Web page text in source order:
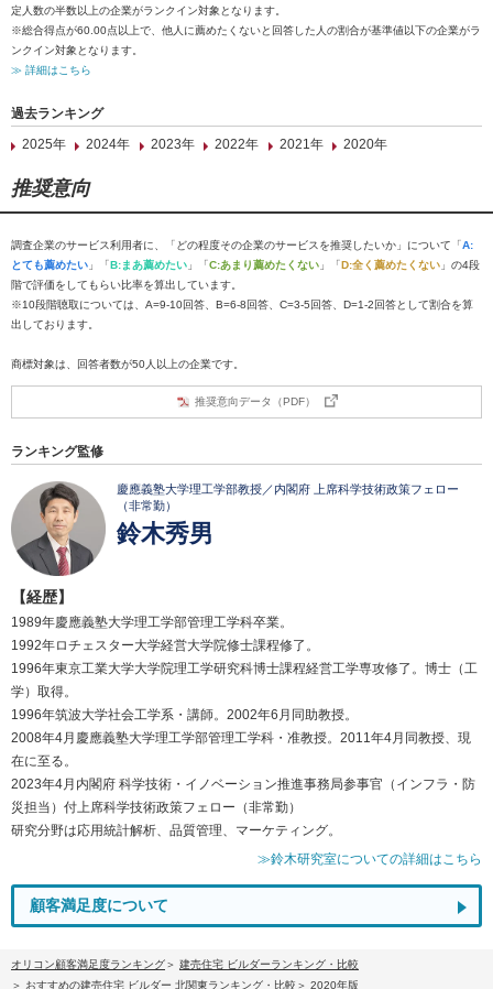
定人数の半数以上の企業がランクイン対象となります。
※総合得点が60.00点以上で、他人に薦めたくないと回答した人の割合が基準値以下の企業がラ
ンクイン対象となります。
≫ 詳細はこちら
過去ランキング
2025年
2024年 2023年 2022年 2021年 2020年
推奨意向
調査企業のサービス利用者に、「どの程度その企業のサービスを推奨したいか」について「A:
とても薦めたい 」「B:まあ薦めたい 」「C:あまり薦めたくない 」「D:全く薦めたくない 」の4段
階で評価をしてもらい比率を算出しています。
※10段階聴取については、A=9-10回答、B=6-8回答、C=3-5回答、D=1-2回答として割合を算
出しております。
商標対象は、回答者数が50人以上の企業です。
推奨意向データ（PDF）
ランキング監修
慶應義塾大学理工学部教授／内閣府 上席科学技術政策フェロー
（非常勤）
鈴木秀男
【経歴】
1989年慶應義塾大学理工学部管理工学科卒業。
1992年ロチェスター大学経営大学院修士課程修了。
1996年東京工業大学大学院理工学研究科博士課程経営工学専攻修了。博士（工
学）取得。
1996年筑波大学社会工学系・講師。2002年6月同助教授。
2008年4月慶應義塾大学理工学部管理工学科・准教授。2011年4月同教授、現
在に至る。
2023年4月内閣府 科学技術・イノベーション推進事務局参事官（インフラ・防
災担当）付上席科学技術政策フェロー（非常勤）
研究分野は応用統計解析、品質管理、マーケティング。
≫鈴木研究室についての詳細はこちら
顧客満足度について
オリコン顧客満足度ランキング
建売住宅 ビルダーランキング・比較
おすすめの建売住宅 ビルダー 北関東ランキング・比較
2020年版